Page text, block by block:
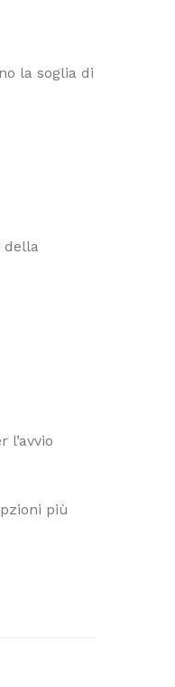
la soglia di
della
l’avvio
più